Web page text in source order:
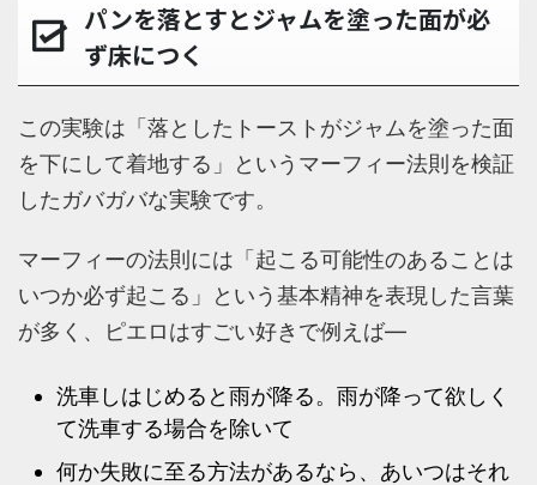
パンを落とすとジャムを塗った面が必
ず床につく
この実験は「落としたトーストがジャムを塗った面
を下にして着地する」というマーフィー法則を検証
したガバガバな実験です。
マーフィーの法則には「起こる可能性のあることは
いつか必ず起こる」という基本精神を表現した言葉
が多く、ピエロはすごい好きで例えば―
洗車しはじめると雨が降る。雨が降って欲しく
て洗車する場合を除いて
何か失敗に至る方法があるなら、あいつはそれ